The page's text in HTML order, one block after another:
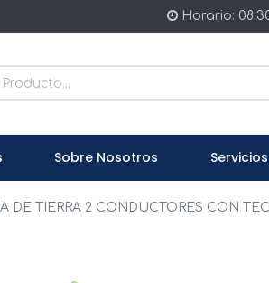
Horario:
Sobre Nosotros Servicios
DE TIERRA 2 CONDUCTORES CON